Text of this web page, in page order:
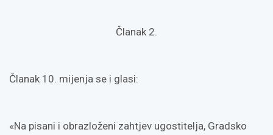
Članak 2.
Članak 10. mijenja se i glasi:
«Na pisani i obrazloženi zahtjev ugostitelja, Gradsko